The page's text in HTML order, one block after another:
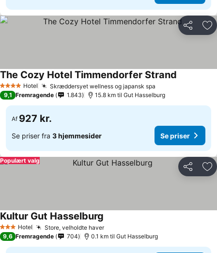
Del
4 StjernerHotel Skræddersyet wellness og japansk spa
The Cozy Hotel Timmendorfer Strand
9,1 Fremragende 1.843 15.8 km til Gut Hasselburg
Af 927 kr.
Se priser fra 3 hjemmesider Se priser
Del
Populært valg
3 StjernerHotel Store, velholdte haverSe priser
Kultur Gut Hasselburg
9,6 Fremragende 704 0.1 km til Gut Hasselburg